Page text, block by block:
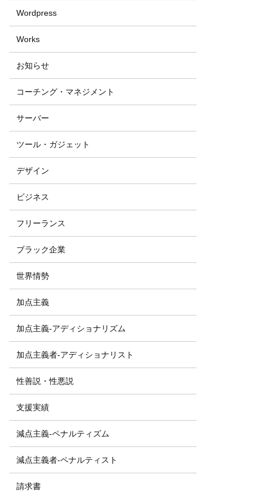
Wordpress
Works
お知らせ
コーチング・マネジメント
サーバー
ツール・ガジェット
デザイン
ビジネス
フリーランス
ブラック企業
世界情勢
加点主義
加点主義-アディショナリズム
加点主義者-アディショナリスト
性善説・性悪説
支援実績
減点主義-ペナルティズム
減点主義者-ペナルティスト
請求書